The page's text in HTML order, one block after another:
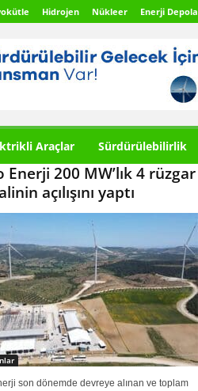
Hidrojen Nükleer Enerji
Araçlar Sürdürülebilirlik
Enerji 200 MW’lık 4 rüzgar
açılışını yaptı
son dönemde devreye alınan ve toplam